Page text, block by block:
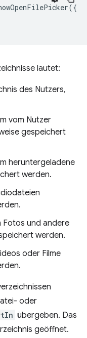
({
lautet:
des Nutzers,
vom Nutzer
gespeichert
heruntergeladene
werden.
Fotos und andere
werden.
oder Filme
oder
übergeben. Das
geöffnet.